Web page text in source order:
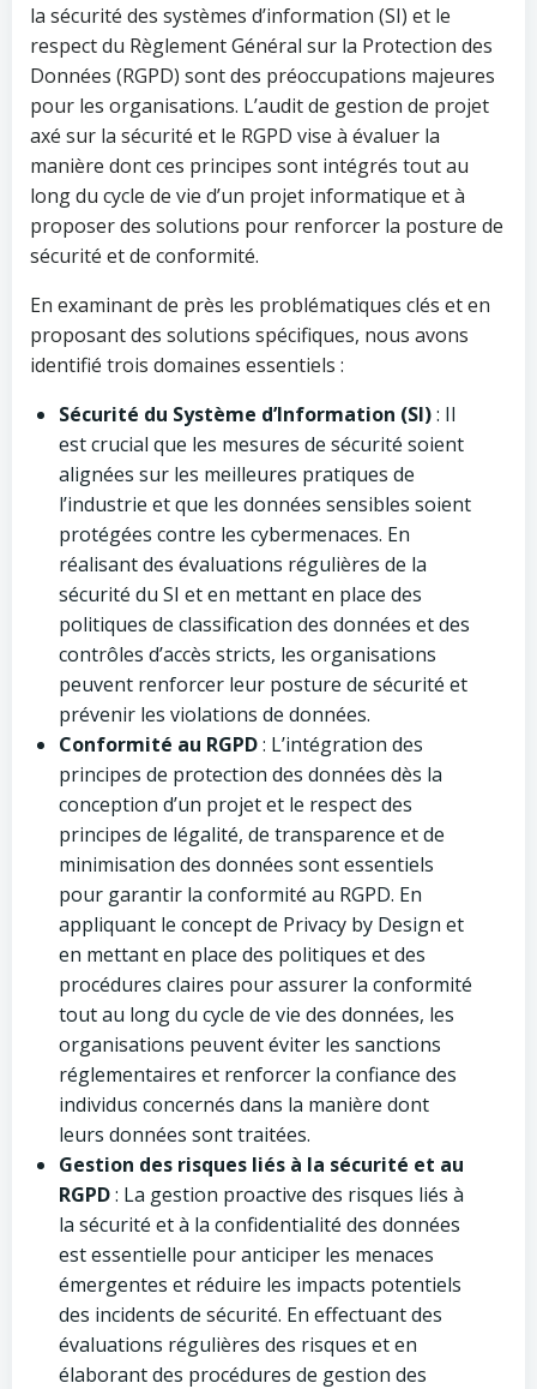
la sécurité des systèmes d’information (SI) et le
respect du Règlement Général sur la Protection des
Données (RGPD) sont des préoccupations majeures
pour les organisations. L’audit de gestion de projet
axé sur la sécurité et le RGPD vise à évaluer la
manière dont ces principes sont intégrés tout au
long du cycle de vie d’un projet informatique et à
proposer des solutions pour renforcer la posture de
sécurité et de conformité.
En examinant de près les problématiques clés et en
proposant des solutions spécifiques, nous avons
identifié trois domaines essentiels :
Sécurité du Système d’Information (SI): Il
est crucial que les mesures de sécurité soient
alignées sur les meilleures pratiques de
l’industrie et que les données sensibles soient
protégées contre les cybermenaces. En
réalisant des évaluations régulières de la
sécurité du SI et en mettant en place des
politiques de classification des données et des
contrôles d’accès stricts, les organisations
peuvent renforcer leur posture de sécurité et
prévenir les violations de données.
Conformité au RGPD: L’intégration des
principes de protection des données dès la
conception d’un projet et le respect des
principes de légalité, de transparence et de
minimisation des données sont essentiels
pour garantir la conformité au RGPD. En
appliquant le concept de Privacy by Design et
en mettant en place des politiques et des
procédures claires pour assurer la conformité
tout au long du cycle de vie des données, les
organisations peuvent éviter les sanctions
réglementaires et renforcer la confiance des
individus concernés dans la manière dont
leurs données sont traitées.
Gestion des risques liés à la sécurité et au
RGPD: La gestion proactive des risques liés à
la sécurité et à la confidentialité des données
est essentielle pour anticiper les menaces
émergentes et réduire les impacts potentiels
des incidents de sécurité. En effectuant des
évaluations régulières des risques et en
élaborant des procédures de gestion des